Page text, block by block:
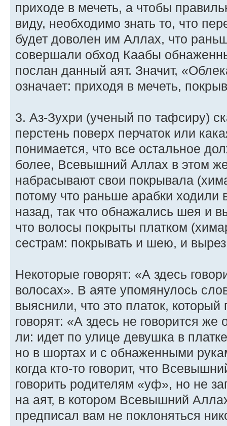
приходе в мечеть, а чтобы
виду, необходимо знать то, что
будет доволен им Аллах, что
совершали обход Каабы
послан данный аят. Значит,
означает: приходя в мечеть,
3. Аз-Зухри (ученый по тафсиру)
перстень поверх перчаток или
понимается, что все остальное
более, Всевышний Аллах в этом же
набрасывают свои покрывала
потому что раньше арабки ходили
назад, так что обнажались шея и
что волосы покрыты платком
сестрам: покрывать и шею, и
Некоторые говорят: «А здесь
волосах». В аяте упомянулось
выяснили, что это платок,
говорят: «А здесь не говорится
ли: идет по улице девушка в
но в шортах и с обнаженными
когда кто-то говорит, что
говорить родителям «уф», но не
на аят, в котором Всевышний
предписал вам не поклоняться